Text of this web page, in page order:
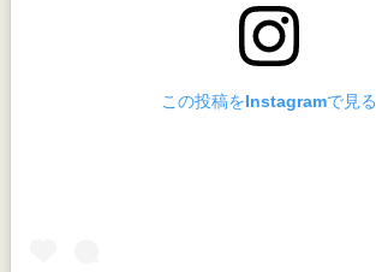
この投稿をInstagramで見る